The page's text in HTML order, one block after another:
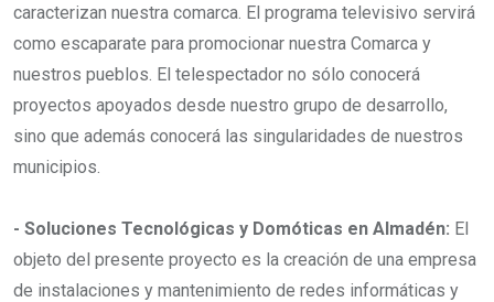
caracterizan nuestra comarca. El programa televisivo servirá
como escaparate para promocionar nuestra Comarca y
nuestros pueblos. El telespectador no sólo conocerá
proyectos apoyados desde nuestro grupo de desarrollo,
sino que además conocerá las singularidades de nuestros
municipios.
- Soluciones Tecnológicas y Domóticas en Almadén: El
objeto del presente proyecto es la creación de una empresa
de instalaciones y mantenimiento de redes informáticas y